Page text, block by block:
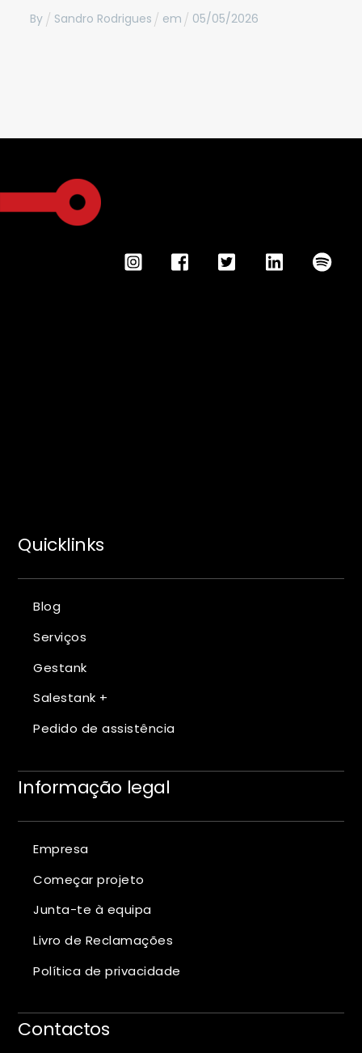
By Sandro Rodrigues em 05/05/2026
Quicklinks
Blog
Serviços
Gestank
Salestank +
Pedido de assistência
Informação legal
Empresa
Começar projeto
Junta-te à equipa
Livro de Reclamações
Política de privacidade
Contactos